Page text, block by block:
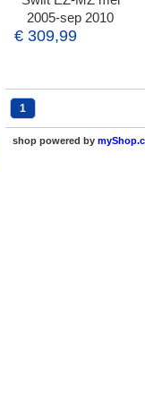
2005-sep 2010
€ 309,99
1
shop powered by